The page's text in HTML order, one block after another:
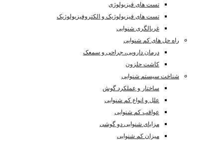
تست های فیزیولوژی
تست های فیزیولوژیک و الکتروفیزیولوژیک
غربالگری شنوایی
راه حل های کم شنوایی
درمان دارویی، جراحی و سمعک
کاشت حلزون
شناخت سیستم شنوایی
ساختار و عملکرد گوش
علل و انواع کم شنوایی
عواقب کم شنوایی
مزایای شنوایی دو گوشی
میزان کم شنوایی